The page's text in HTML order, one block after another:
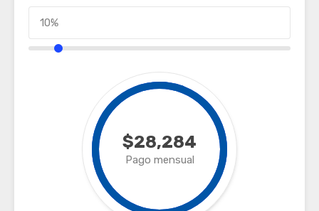
$28,284
Pago mensual